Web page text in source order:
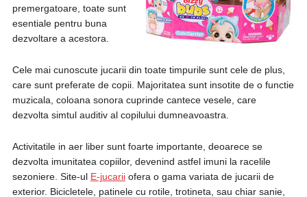
premergatoare, toate sunt
esentiale pentru buna
dezvoltare a acestora.
Cele mai cunoscute jucarii din toate timpurile sunt cele de plus,
care sunt preferate de copii. Majoritatea sunt insotite de o functie
muzicala, coloana sonora cuprinde cantece vesele, care
dezvolta simtul auditiv al copilului dumneavoastra.
Activitatile in aer liber sunt foarte importante, deoarece se
dezvolta imunitatea copiilor, devenind astfel imuni la racelile
sezoniere. Site-ul E-jucariiofera o gama variata de jucarii de
exterior. Bicicletele, patinele cu rotile, trotineta, sau chiar sanie,